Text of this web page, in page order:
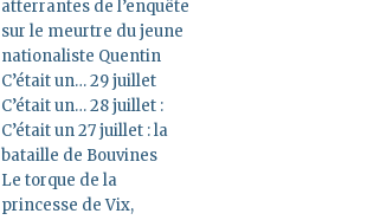
atterrantes de l’enquête
sur le meurtre du jeune
nationaliste Quentin
C’était un… 29 juillet
C’était un… 28 juillet :
C’était un 27 juillet : la
bataille de Bouvines
Le torque de la
princesse de Vix,